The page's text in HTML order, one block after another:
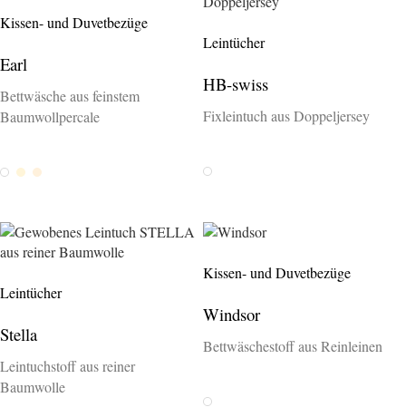
Kissen- und Duvetbezüge
Earl
Bettwäsche aus feinstem
Baumwollpercale
Weiss
IvorySand
Leintücher
HB-swiss
Fixleintuch aus Doppeljersey
Weiss
Leintücher
Stella
Leintuchstoff aus reiner
Baumwolle
Kissen- und Duvetbezüge
Windsor
Bettwäschestoff aus Reinleinen
Weiss